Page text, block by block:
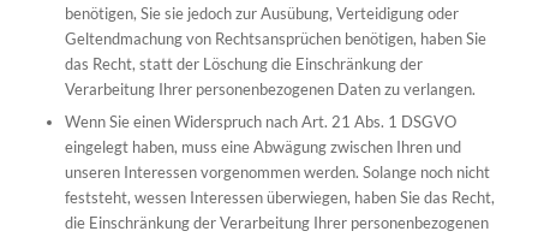
benötigen, Sie sie jedoch zur Ausübung, Verteidigung oder
Geltendmachung von Rechtsansprüchen benötigen, haben Sie
das Recht, statt der Löschung die Einschränkung der
Verarbeitung Ihrer personenbezogenen Daten zu verlangen.
Wenn Sie einen Widerspruch nach Art. 21 Abs. 1 DSGVO
eingelegt haben, muss eine Abwägung zwischen Ihren und
unseren Interessen vorgenommen werden. Solange noch nicht
feststeht, wessen Interessen überwiegen, haben Sie das Recht,
die Einschränkung der Verarbeitung Ihrer personenbezogenen